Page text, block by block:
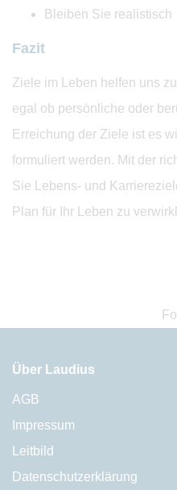
Bleiben Sie realistisch
Fazit
Ziele im Leben helfen uns
egal ob persönliche oder
Erreichung der Ziele ist es
formuliert werden. Mit der
Sie Lebens- und
Plan für Ihr Leben zu
Über Laudius
AGB
Impressum
Leitbild
Datenschutzerklärung